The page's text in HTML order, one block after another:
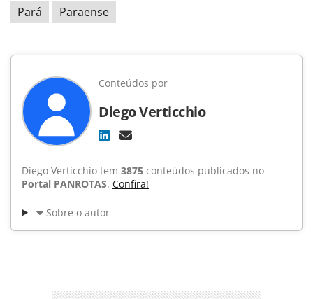
Pará
Paraense
Conteúdos por
Diego Verticchio
Diego Verticchio tem 3875 conteúdos publicados no
Portal PANROTAS. Confira!
Sobre o autor